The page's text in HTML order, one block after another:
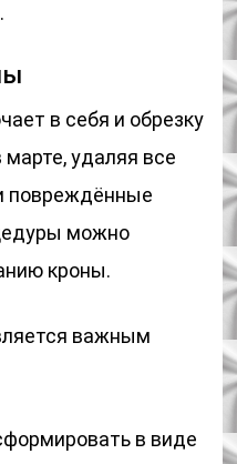
в себя и обрезку
удаляя все
повреждённые
можно
кроны.
важным
в виде